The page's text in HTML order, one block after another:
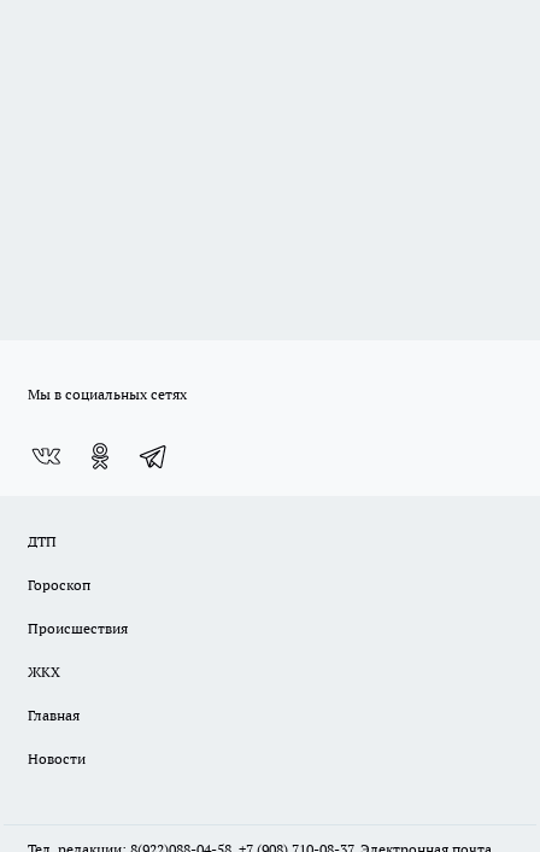
Мы в социальных сетях
ДТП
Гороскоп
Происшествия
ЖКХ
Главная
Новости